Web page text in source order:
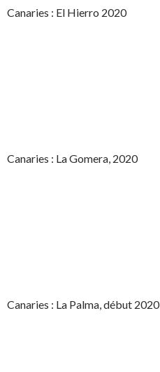
Canaries : El Hierro 2020
Canaries : La Gomera, 2020
Canaries : La Palma, début 2020